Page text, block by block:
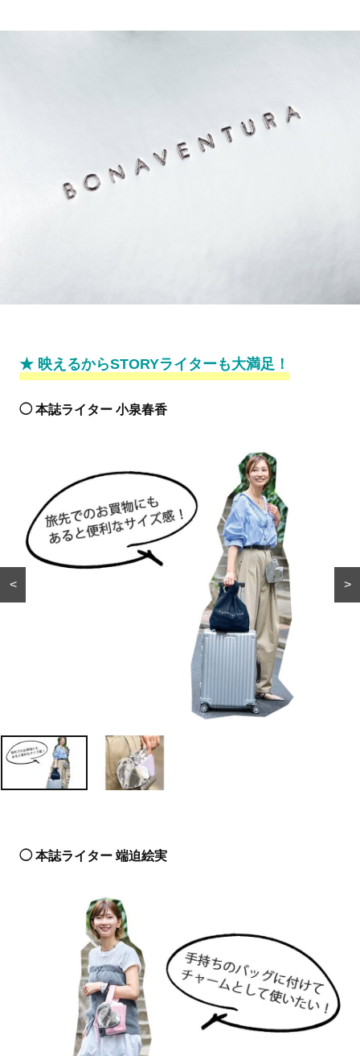
★ 映えるからSTORYライターも大満足！
◯ 本誌ライター 小泉春香
< >
◯ 本誌ライター 端迫絵実